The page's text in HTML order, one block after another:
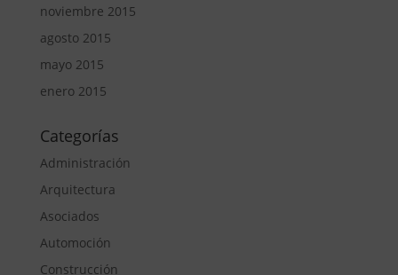
noviembre 2015
agosto 2015
mayo 2015
enero 2015
Categorías
Administración
Arquitectura
Asociados
Automoción
Construcción